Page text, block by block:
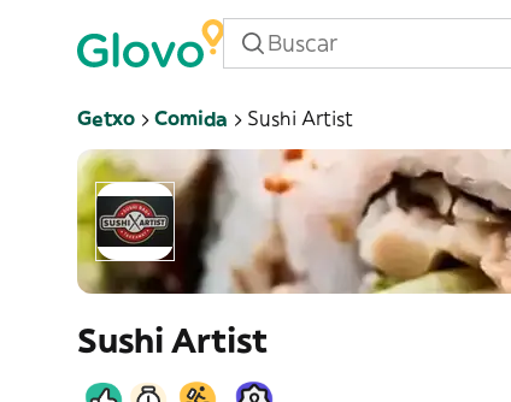
Getxo Comida Sushi Artist
Sushi Artist